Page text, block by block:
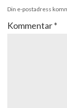
Din e-postadress
Kommentar*